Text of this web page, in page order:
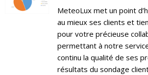
MeteoLux met un point
au mieux ses clients et
pour votre précieuse
permettant à notre
continu la qualité de ses
résultats du sondage